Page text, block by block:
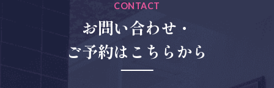
CONTACT
お問い合わせ・
ご予約はこちらから